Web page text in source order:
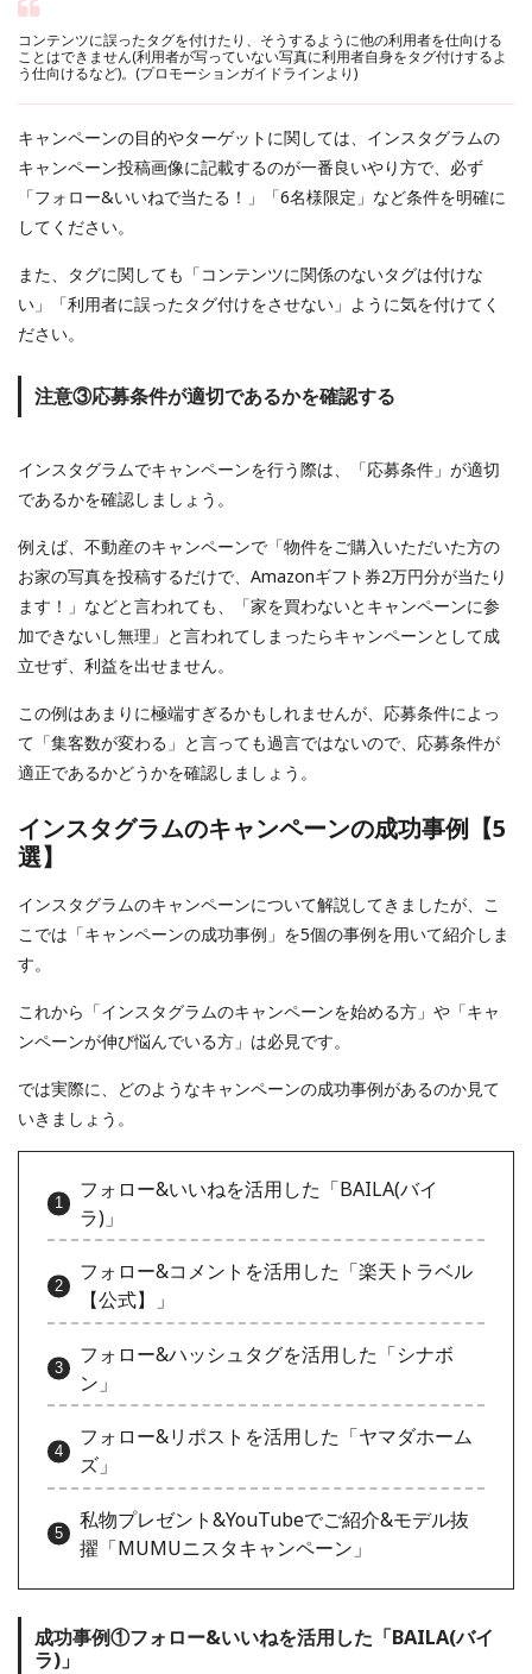
コンテンツに誤ったタグを付けたり、そうするように他の利用者を仕向ける
ことはできません(利用者が写っていない写真に利用者自身をタグ付けするよ
う仕向けるなど)。(プロモーションガイドラインより)
キャンペーンの目的やターゲットに関しては、インスタグラムの
キャンペーン投稿画像に記載するのが一番良いやり方で、必ず
「フォロー&いいねで当たる！」「6名様限定」など条件を明確に
してください。
また、タグに関しても「コンテンツに関係のないタグは付けな
い」「利用者に誤ったタグ付けをさせない」ように気を付けてく
ださい。
注意③応募条件が適切であるかを確認する
インスタグラムでキャンペーンを行う際は、「応募条件」が適切
であるかを確認しましょう。
例えば、不動産のキャンペーンで「物件をご購入いただいた方の
お家の写真を投稿するだけで、Amazonギフト券2万円分が当たり
ます！」などと言われても、「家を買わないとキャンペーンに参
加できないし無理」と言われてしまったらキャンペーンとして成
立せず、利益を出せません。
この例はあまりに極端すぎるかもしれませんが、応募条件によっ
て「集客数が変わる」と言っても過言ではないので、応募条件が
適正であるかどうかを確認しましょう。
インスタグラムのキャンペーンの成功事例【5
選】
インスタグラムのキャンペーンについて解説してきましたが、こ
こでは「キャンペーンの成功事例」を5個の事例を用いて紹介しま
す。
これから「インスタグラムのキャンペーンを始める方」や「キャ
ンペーンが伸び悩んでいる方」は必見です。
では実際に、どのようなキャンペーンの成功事例があるのか見て
いきましょう。
フォロー&いいねを活用した「BAILA(バイ
ラ)」
フォロー&コメントを活用した「楽天トラベル
【公式】」
フォロー&ハッシュタグを活用した「シナボ
ン」
フォロー&リポストを活用した「ヤマダホーム
ズ」
私物プレゼント&YouTubeでご紹介&モデル抜
擢「MUMUニスタキャンペーン」
成功事例①フォロー&いいねを活用した「BAILA(バイ
ラ)」